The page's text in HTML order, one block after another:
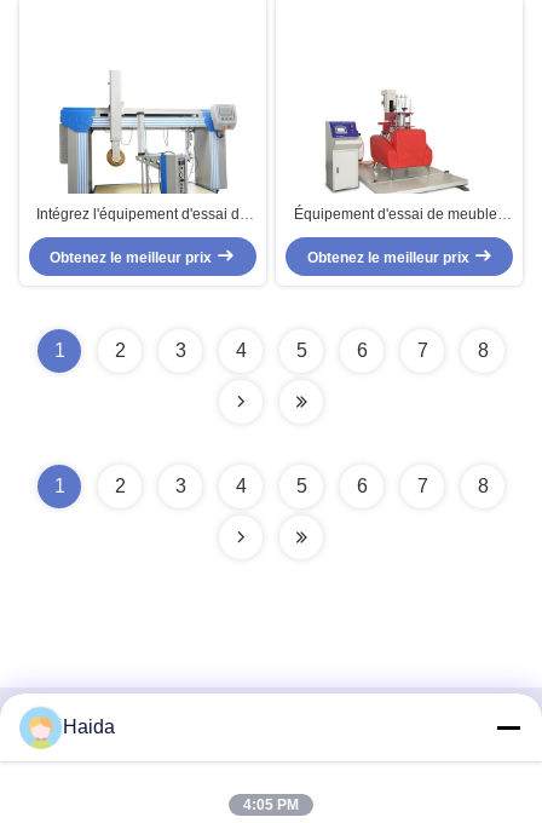
Intégrez l'équipement d'essai de
meubles de longévité de matelas
de Cornell ASTM F1566
Obtenez le meilleur prix
Équipement d'essai de meubles
d'AC220V pour simple - sofa de
Seat, norme EN4875
Obtenez le meilleur prix
1 2 3 4 5 6 7 8
1 2 3 4 5 6 7 8
Contactez rapidement
Haida
4:05 PM